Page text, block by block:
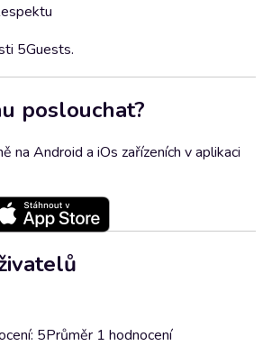
5Guests.
poslouchat?
na Android a iOs zařízeních v aplikaci
5Průměr 1 hodnocení